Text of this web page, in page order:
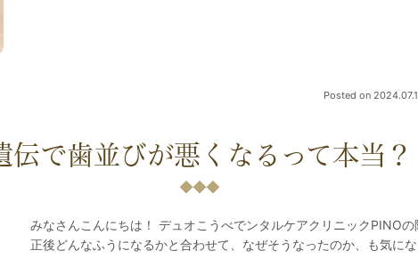
Posted on
伝で歯並びが悪くなるって本当？
みなさんこんにちは！ デュオこうべでンタルケアクリニックPINO
正後どんなふうになるかと合わせて、なぜそうなったのか、も気に